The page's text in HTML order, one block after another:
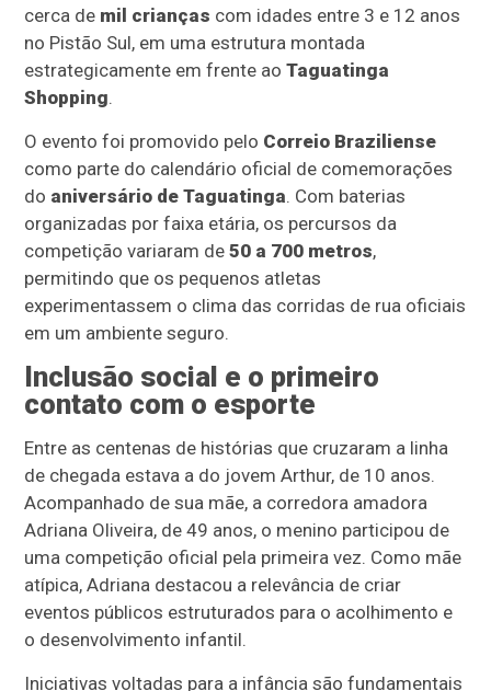
cerca de mil crianças com idades entre 3 e 12 anos
no Pistão Sul, em uma estrutura montada
estrategicamente em frente aoTaguatinga
Shopping.
O evento foi promovido pelo Correio Braziliense
como parte do calendário oficial de comemorações
do aniversário de Taguatinga. Com baterias
organizadas por faixa etária, os percursos da
competição variaram de50 a 700 metros,
permitindo que os pequenos atletas
experimentassem o clima das corridas de rua oficiais
em um ambiente seguro.
Inclusão social e o primeiro
contato com o esporte
Entre as centenas de histórias que cruzaram a linha
de chegada estava a do jovem Arthur, de 10 anos.
Acompanhado de sua mãe, a corredora amadora
Adriana Oliveira, de 49 anos, o menino participou de
uma competição oficial pela primeira vez. Como mãe
atípica, Adriana destacou a relevância de criar
eventos públicos estruturados para o acolhimento e
o desenvolvimento infantil.
Iniciativas voltadas para a infância são fundamentais